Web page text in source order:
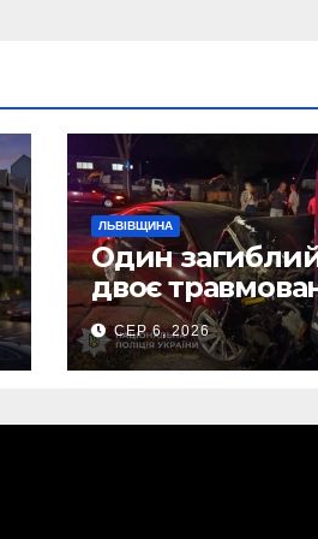
ЛЬВІВЩИНА
Один
двоє
внаслідок ДТП
Самбірщині
СЕР 6, 2026